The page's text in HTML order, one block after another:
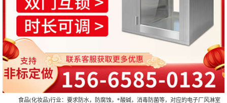
食品(化妆品)行业：要求防水，防腐蚀，*酸碱，消毒防菌等，对应的电子厂风淋室